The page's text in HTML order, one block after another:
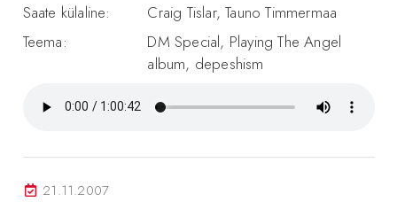
Saate külaline:
Craig Tislar, Tauno Timmermaa
Teema:
DM Special, Playing The Angel
album, depeshism
21.11.2007